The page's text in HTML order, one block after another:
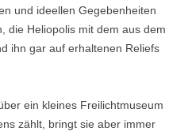
und ideellen Gegebenheiten
die Heliopolis mit dem aus dem
ihn gar auf erhaltenen Reliefs
ein kleines Freilichtmuseum
zählt, bringt sie aber immer